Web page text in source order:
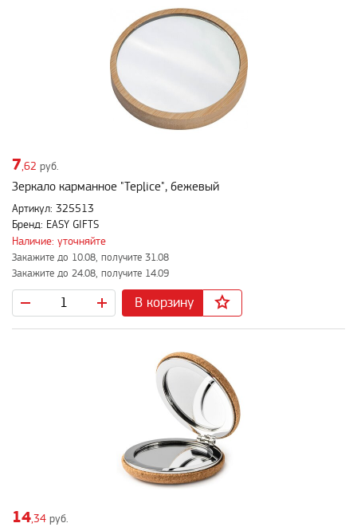
7,62 руб.
Зеркало карманное "Teplice", бежевый
Артикул: 325513
Бренд: EASY GIFTS
Наличие: уточняйте
Закажите до 10.08, получите 31.08
Закажите до 24.08, получите 14.09
В корзину
14 ,34 руб.